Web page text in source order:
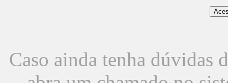
Caso ainda tenha dúvidas